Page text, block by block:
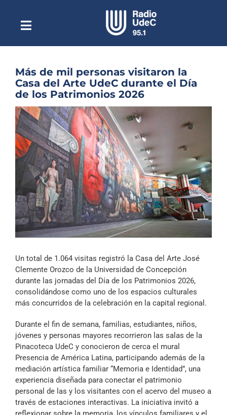
contenidoToggle
NavigationEscuchar Radio UdeC en vivo
Quiénes Somos
Programación
Podcast
Noticias
Reportajes
Columnas
Música Clásica
Especiales
Archivo Sonoro
Más de mil personas visitaron la
Casa del Arte UdeC durante el Día
de los Patrimonios 2026
Ver
imagen
más
grande
Un total de 1.064 visitas registró la Casa del Arte José
Clemente Orozco de la Universidad de Concepción
durante las jornadas del Día de los Patrimonios 2026,
consolidándose como uno de los espacios culturales
más concurridos de la celebración en la capital regional.
Durante el fin de semana, familias, estudiantes, niños,
jóvenes y personas mayores recorrieron las salas de la
Pinacoteca UdeC y conocieron de cerca el mural
Presencia de América Latina, participando además de la
mediación artística familiar “Memoria e Identidad”, una
experiencia diseñada para conectar el patrimonio
personal de las y los visitantes con el acervo del museo a
través de estaciones interactivas. La iniciativa invitó a